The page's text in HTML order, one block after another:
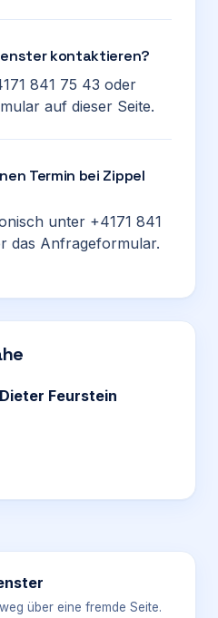
kontaktieren?
841 75 43 oder
auf dieser Seite.
Termin bei Zippel
unter +4171 841
das Anfrageformular.
Feurstein
über eine fremde Seite.